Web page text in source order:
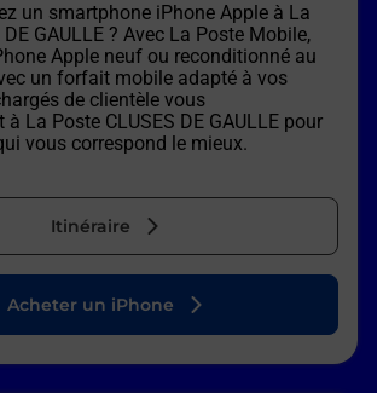
un smartphone iPhone Apple à La
GAULLE ? Avec La Poste Mobile,
Apple neuf ou reconditionné au
un forfait mobile adapté à vos
de clientèle vous
à La Poste CLUSES DE GAULLE pour
vous correspond le mieux.
Itinéraire
Acheter un iPhone